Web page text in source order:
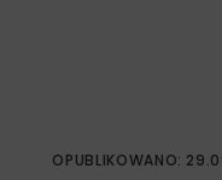
OPUBLIKOWANO: